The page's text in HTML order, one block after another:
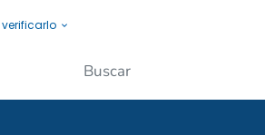
a la gente.